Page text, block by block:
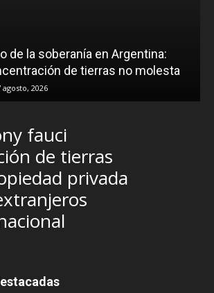
de la soberanía en Argentina:
de tierras no molesta
agosto, 2026
fauci
de tierras
privada